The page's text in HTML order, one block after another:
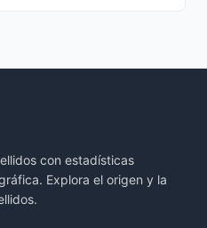
con estadísticas
Explora el origen y la